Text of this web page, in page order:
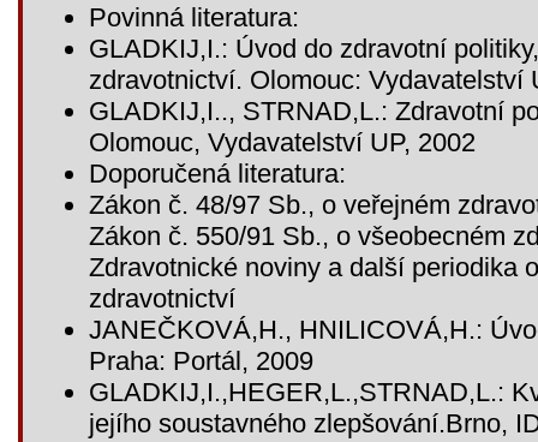
Povinná literatura:
GLADKIJ,I.: Úvod do zdravotní
zdravotnictví. Olomouc: Vydavatelství
GLADKIJ,I.., STRNAD,L.: Zdravotní
Olomouc, Vydavatelství UP, 2002
Doporučená literatura:
Zákon č. 48/97 Sb., o veřejném
Zákon č. 550/91 Sb., o všeobecném
Zdravotnické noviny a další periodika
zdravotnictví
JANEČKOVÁ,H., HNILICOVÁ,H.:
Praha: Portál, 2009
GLADKIJ,I.,HEGER,L.,STRNAD,L.:
jejího soustavného zlepšování.Brno,